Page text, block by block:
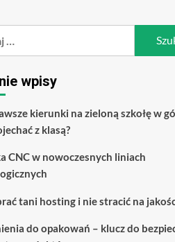
wpisy
kierunki na zieloną szkołę w
z klasą?
CNC w nowoczesnych liniach
tani hosting i nie stracić na
do opakowań – klucz do